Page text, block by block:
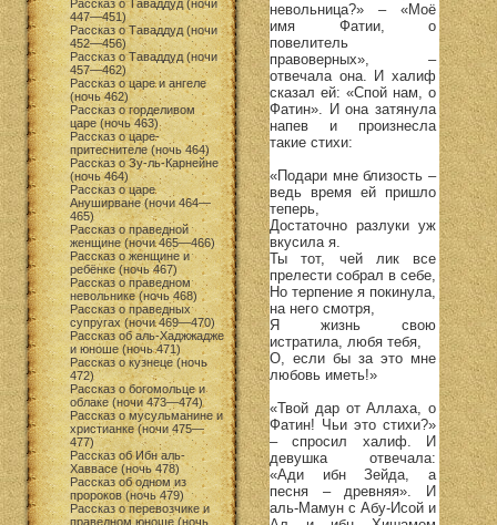
Рассказ о Таваддуд (ночи
447—451)
Рассказ о Таваддуд (ночи
452—456)
Рассказ о Таваддуд (ночи
457—462)
Рассказ о царе и ангеле
(ночь 462)
Рассказ о горделивом
царе (ночь 463)
Рассказ о царе-
притеснителе (ночь 464)
Рассказ о Зу-ль-Карнейне
(ночь 464)
Рассказ о царе
Ануширване (ночи 464—
465)
Рассказ о праведной
женщине (ночи 465—466)
Рассказ о женщине и
ребёнке (ночь 467)
Рассказ о праведном
невольнике (ночь 468)
Рассказ о праведных
супругах (ночи 469—470)
Рассказ об аль-Хаджжадже
и юноше (ночь 471)
Рассказ о кузнеце (ночь
472)
Рассказ о богомольце и
облаке (ночи 473—474)
Рассказ о мусульманине и
христианке (ночи 475—
477)
Рассказ об Ибн аль-
Хаввасе (ночь 478)
Рассказ об одном из
пророков (ночь 479)
Рассказ о перевозчике и
праведном юноше (ночь
невольница?» – «Моё
имя Фатии, о
повелитель
правоверных», –
отвечала она. И халиф
сказал ей: «Спой нам, о
Фатин». И она затянула
напев и произнесла
такие стихи:
«Подари мне близость –
ведь время ей пришло
теперь,
Достаточно разлуки уж
вкусила я.
Ты тот, чей лик все
прелести собрал в себе,
Но терпение я покинула,
на него смотря,
Я жизнь свою
истратила, любя тебя,
О, если бы за это мне
любовь иметь!»
«Твой дар от Аллаха, о
Фатин! Чьи это стихи?»
– спросил халиф. И
девушка отвечала:
«Ади ибн Зейда, а
песня – древняя». И
аль-Мамун с Абу-Исой и